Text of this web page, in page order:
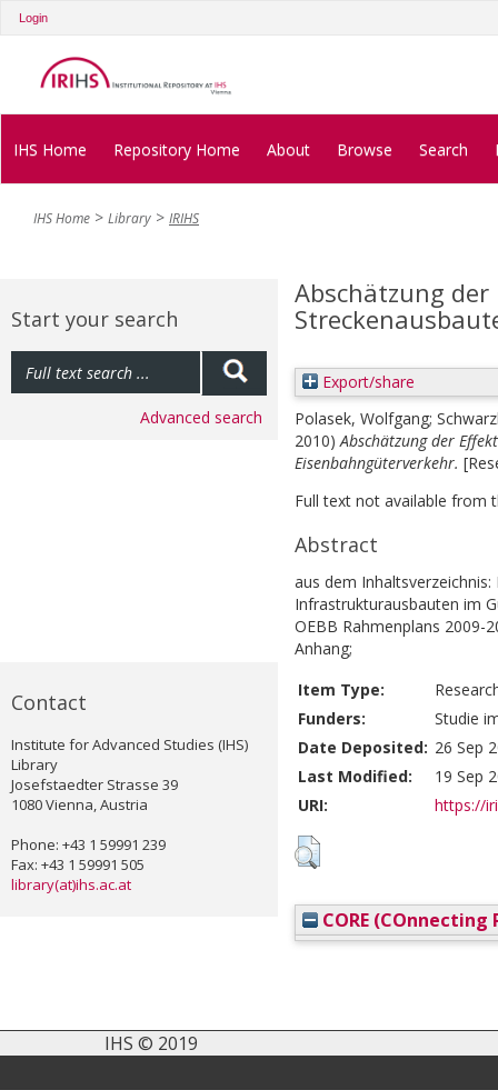
Login
IHS Home Repository Home About Browse Search
IHS Home Library IRIHS
Start your search
Advanced search
Contact
Institute for Advanced Studies (IHS)
Library
Josefstaedter Strasse 39
1080 Vienna, Austria
Phone: +43 1 59991 239
Fax: +43 1 59991 505
library(at)ihs.ac.at
Abschätzung
Export/share
Polasek, Wolfgang;
2010)Abschätzung der
Eisenbahngüterverkehr.
Full text not available from
Abstract
aus dem
Infrastrukturausbauten im
OEBB Rahmenplans 2009-
Anhang;
Item Type:
Funders:
Studie
Date Deposited: 26 Sep
Last Modified:
19 Sep
URI:
https://
CORE (COnnecting
IHS © 2019